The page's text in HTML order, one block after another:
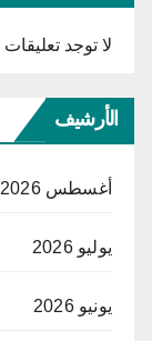
لا توجد
الأرشيف
أغسطس 2026
يوليو 2026
يونيو 2026